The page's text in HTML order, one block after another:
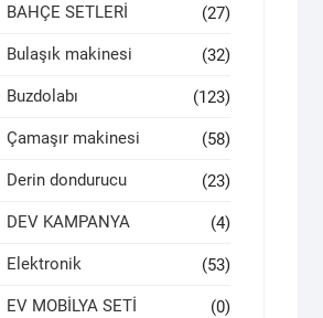
BAHÇE SETLERİ (27)
Bulaşık makinesi (32)
Buzdolabı (123)
Çamaşır makinesi (58)
Derin dondurucu (23)
DEV KAMPANYA (4)
Elektronik (53)
EV MOBİLYA SETİ (0)